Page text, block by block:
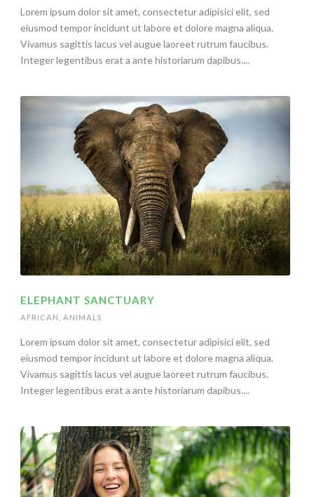
Lorem ipsum dolor sit amet, consectetur adipisici elit, sed
eiusmod tempor incidunt ut labore et dolore magna aliqua.
Vivamus sagittis lacus vel augue laoreet rutrum faucibus.
Integer legentibus erat a ante historiarum dapibus....
ELEPHANT SANCTUARY
AFRICAN ANIMALS
Lorem ipsum dolor sit amet, consectetur adipisici elit, sed
eiusmod tempor incidunt ut labore et dolore magna aliqua.
Vivamus sagittis lacus vel augue laoreet rutrum faucibus.
Integer legentibus erat a ante historiarum dapibus....